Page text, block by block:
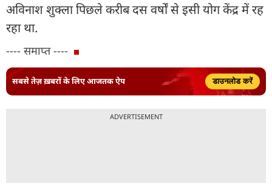
अविनाश शुक्ला पिछले करीब दस वर्षों से इसी योग केंद्र में रह
रहा था.
---- समाप्त ----
सबसे तेज़ ख़बरों के लिए आजतक ऐप डाउनलोड करें
ADVERTISEMENT